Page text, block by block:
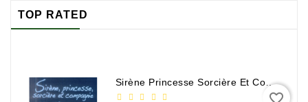
Policier
Religion
TOP RATED
Sirène Princesse Sorcière Et Compagnie
favorite_border